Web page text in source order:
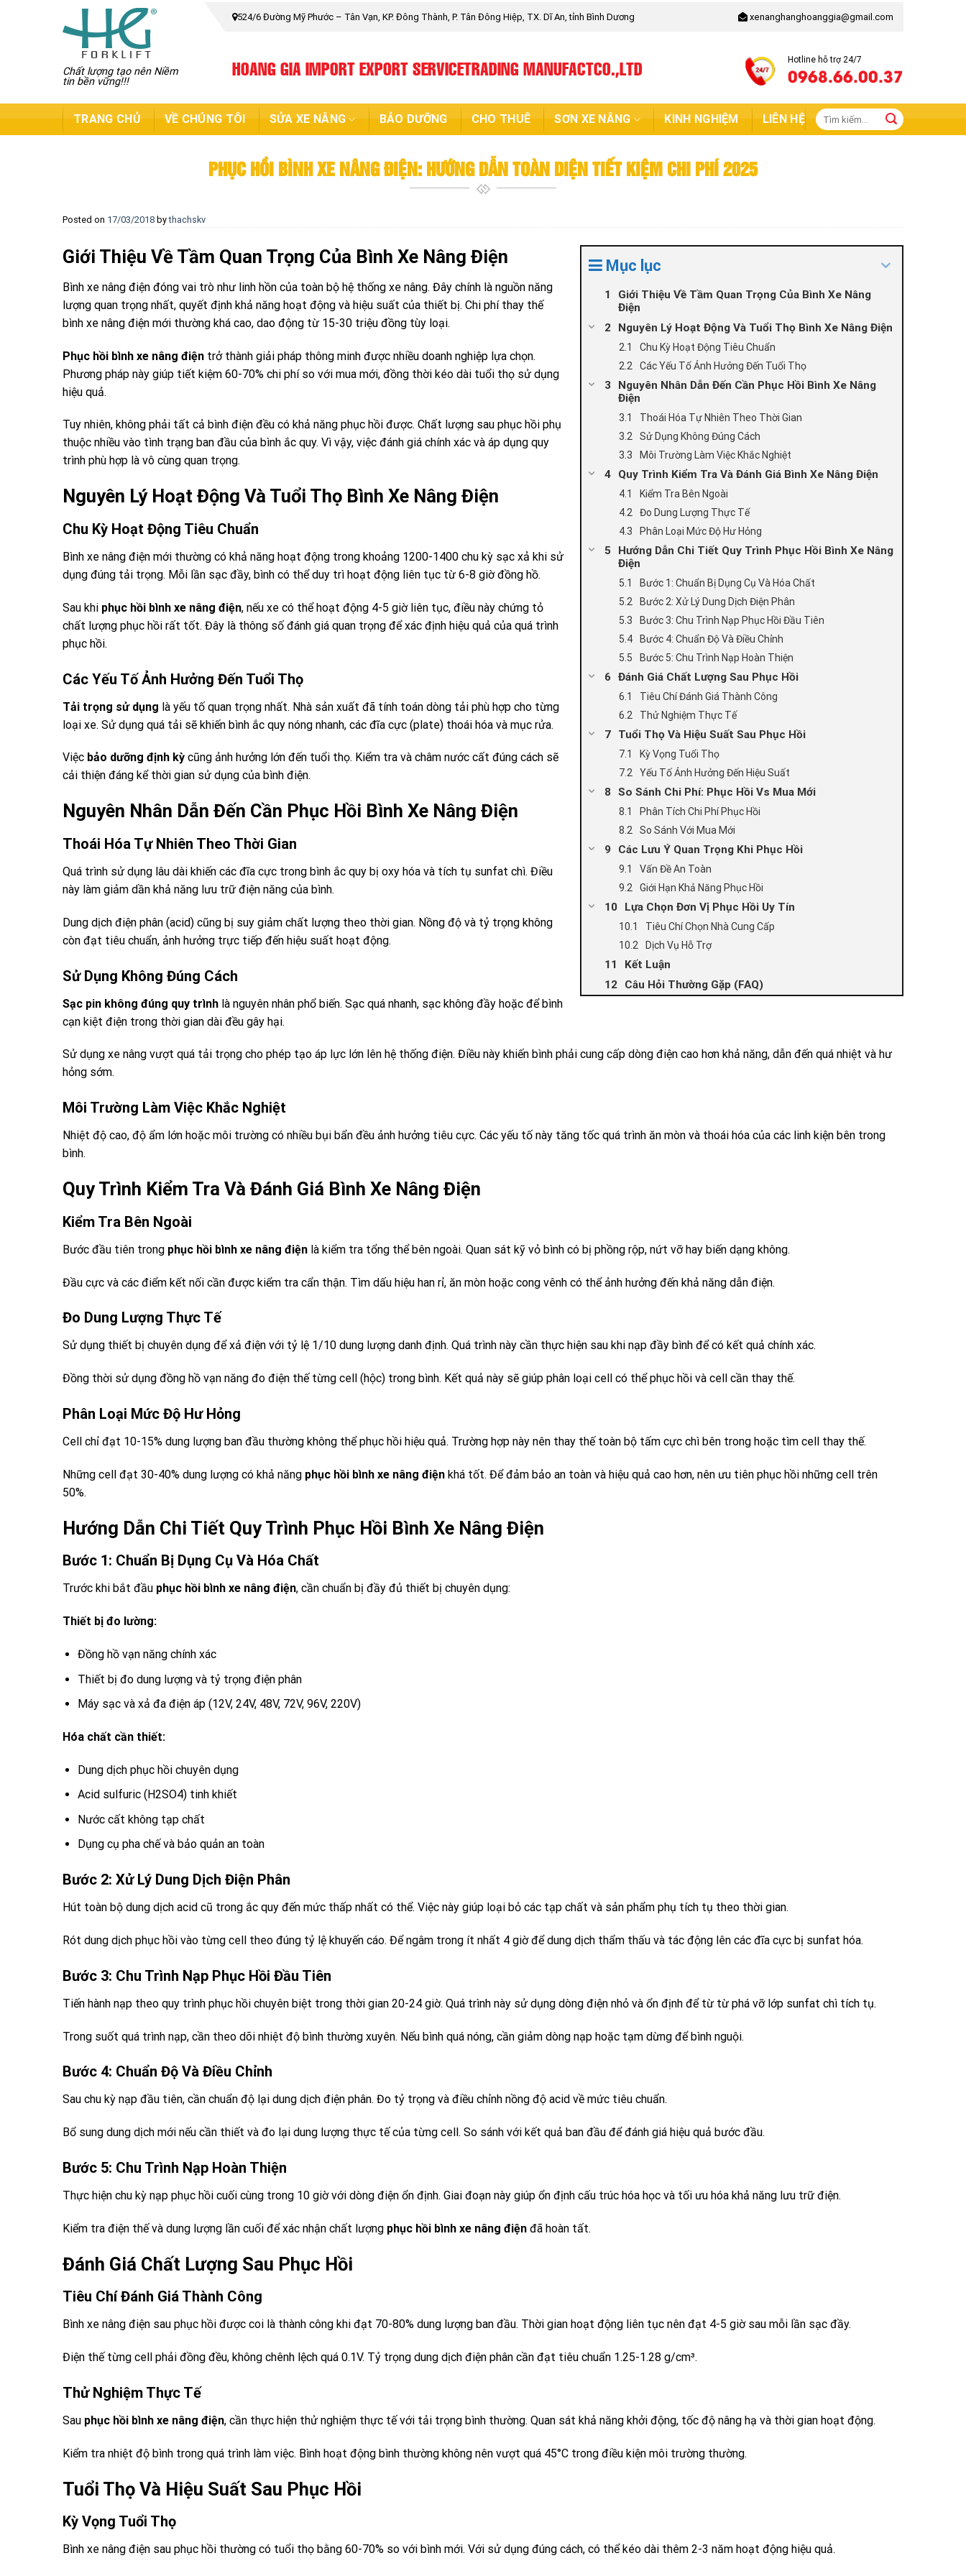
Chất lượng tạo nên Niềm
tin bền vững!!!
524/6 Đường Mỹ Phước – Tân Vạn, KP. Đông Thành, P. Tân Đông Hiệp, TX. Dĩ An, tỉnh Bình Dương xenanghanghoanggia@gmail.com
HOANG GIA IMPORT EXPORT SERVICETRADING MANUFACTCO.,LTD Hotline hỗ trợ 24/7
0968.66.00.37
TRANG CHỦ VỀ CHÚNG TÔI SỬA XE NÂNG BẢO DƯỠNG CHO THUÊ SƠN XE NÂNG KINH NGHIỆM LIÊN HỆ
Tìm
kiếm:
PHỤC HỒI BÌNH XE NÂNG ĐIỆN: HƯỚNG DẪN TOÀN DIỆN TIẾT KIỆM CHI PHÍ 2025
Posted on 17/03/2018 bythachskv
Mục lục
Giới Thiệu Về Tầm Quan Trọng Của Bình Xe Nâng
Điện
Nguyên Lý Hoạt Động Và Tuổi Thọ Bình Xe Nâng Điện
Chu Kỳ Hoạt Động Tiêu Chuẩn
Các Yếu Tố Ảnh Hưởng Đến Tuổi Thọ
Nguyên Nhân Dẫn Đến Cần Phục Hồi Bình Xe Nâng
Điện
Thoái Hóa Tự Nhiên Theo Thời Gian
Sử Dụng Không Đúng Cách
Môi Trường Làm Việc Khắc Nghiệt
Quy Trình Kiểm Tra Và Đánh Giá Bình Xe Nâng Điện
Kiểm Tra Bên Ngoài
Đo Dung Lượng Thực Tế
Phân Loại Mức Độ Hư Hỏng
Hướng Dẫn Chi Tiết Quy Trình Phục Hồi Bình Xe Nâng
Điện
Bước 1: Chuẩn Bị Dụng Cụ Và Hóa Chất
Bước 2: Xử Lý Dung Dịch Điện Phân
Bước 3: Chu Trình Nạp Phục Hồi Đầu Tiên
Bước 4: Chuẩn Độ Và Điều Chỉnh
Bước 5: Chu Trình Nạp Hoàn Thiện
Đánh Giá Chất Lượng Sau Phục Hồi
Tiêu Chí Đánh Giá Thành Công
Thử Nghiệm Thực Tế
Tuổi Thọ Và Hiệu Suất Sau Phục Hồi
Kỳ Vọng Tuổi Thọ
Yếu Tố Ảnh Hưởng Đến Hiệu Suất
So Sánh Chi Phí: Phục Hồi Vs Mua Mới
Phân Tích Chi Phí Phục Hồi
So Sánh Với Mua Mới
Các Lưu Ý Quan Trọng Khi Phục Hồi
Vấn Đề An Toàn
Giới Hạn Khả Năng Phục Hồi
Lựa Chọn Đơn Vị Phục Hồi Uy Tín
Tiêu Chí Chọn Nhà Cung Cấp
Dịch Vụ Hỗ Trợ
Kết Luận
Câu Hỏi Thường Gặp (FAQ)
Giới Thiệu Về Tầm Quan Trọng Của Bình Xe Nâng Điện
Bình xe nâng điện đóng vai trò như linh hồn của toàn bộ hệ thống xe nâng. Đây chính là nguồn năng
lượng quan trọng nhất, quyết định khả năng hoạt động và hiệu suất của thiết bị. Chi phí thay thế
bình xe nâng điện mới thường khá cao, dao động từ 15-30 triệu đồng tùy loại.
Phục hồi bình xe nâng điện trở thành giải pháp thông minh được nhiều doanh nghiệp lựa chọn.
Phương pháp này giúp tiết kiệm 60-70% chi phí so với mua mới, đồng thời kéo dài tuổi thọ sử dụng
hiệu quả.
Tuy nhiên, không phải tất cả bình điện đều có khả năng phục hồi được. Chất lượng sau phục hồi phụ
thuộc nhiều vào tình trạng ban đầu của bình ắc quy. Vì vậy, việc đánh giá chính xác và áp dụng quy
trình phù hợp là vô cùng quan trọng.
Nguyên Lý Hoạt Động Và Tuổi Thọ Bình Xe Nâng Điện
Chu Kỳ Hoạt Động Tiêu Chuẩn
Bình xe nâng điện mới thường có khả năng hoạt động trong khoảng 1200-1400 chu kỳ sạc xả khi sử
dụng đúng tải trọng. Mỗi lần sạc đầy, bình có thể duy trì hoạt động liên tục từ 6-8 giờ đồng hồ.
Sau khi phục hồi bình xe nâng điện, nếu xe có thể hoạt động 4-5 giờ liên tục, điều này chứng tỏ
chất lượng phục hồi rất tốt. Đây là thông số đánh giá quan trọng để xác định hiệu quả của quá trình
phục hồi.
Các Yếu Tố Ảnh Hưởng Đến Tuổi Thọ
Tải trọng sử dụng là yếu tố quan trọng nhất. Nhà sản xuất đã tính toán dòng tải phù hợp cho từng
loại xe. Sử dụng quá tải sẽ khiến bình ắc quy nóng nhanh, các đĩa cực (plate) thoái hóa và mục rửa.
Việc bảo dưỡng định kỳ cũng ảnh hưởng lớn đến tuổi thọ. Kiểm tra và châm nước cất đúng cách sẽ
cải thiện đáng kể thời gian sử dụng của bình điện.
Nguyên Nhân Dẫn Đến Cần Phục Hồi Bình Xe Nâng Điện
Thoái Hóa Tự Nhiên Theo Thời Gian
Quá trình sử dụng lâu dài khiến các đĩa cực trong bình ắc quy bị oxy hóa và tích tụ sunfat chì. Điều
này làm giảm dần khả năng lưu trữ điện năng của bình.
Dung dịch điện phân (acid) cũng bị suy giảm chất lượng theo thời gian. Nồng độ và tỷ trọng không
còn đạt tiêu chuẩn, ảnh hưởng trực tiếp đến hiệu suất hoạt động.
Sử Dụng Không Đúng Cách
Sạc pin không đúng quy trình là nguyên nhân phổ biến. Sạc quá nhanh, sạc không đầy hoặc để bình
cạn kiệt điện trong thời gian dài đều gây hại.
Sử dụng xe nâng vượt quá tải trọng cho phép tạo áp lực lớn lên hệ thống điện. Điều này khiến bình phải cung cấp dòng điện cao hơn khả năng, dẫn đến quá nhiệt và hư
hỏng sớm.
Môi Trường Làm Việc Khắc Nghiệt
Nhiệt độ cao, độ ẩm lớn hoặc môi trường có nhiều bụi bẩn đều ảnh hưởng tiêu cực. Các yếu tố này tăng tốc quá trình ăn mòn và thoái hóa của các linh kiện bên trong
bình.
Quy Trình Kiểm Tra Và Đánh Giá Bình Xe Nâng Điện
Kiểm Tra Bên Ngoài
Bước đầu tiên trong phục hồi bình xe nâng điện là kiểm tra tổng thể bên ngoài. Quan sát kỹ vỏ bình có bị phồng rộp, nứt vỡ hay biến dạng không.
Đầu cực và các điểm kết nối cần được kiểm tra cẩn thận. Tìm dấu hiệu han rỉ, ăn mòn hoặc cong vênh có thể ảnh hưởng đến khả năng dẫn điện.
Đo Dung Lượng Thực Tế
Sử dụng thiết bị chuyên dụng để xả điện với tỷ lệ 1/10 dung lượng danh định. Quá trình này cần thực hiện sau khi nạp đầy bình để có kết quả chính xác.
Đồng thời sử dụng đồng hồ vạn năng đo điện thế từng cell (hộc) trong bình. Kết quả này sẽ giúp phân loại cell có thể phục hồi và cell cần thay thế.
Phân Loại Mức Độ Hư Hỏng
Cell chỉ đạt 10-15% dung lượng ban đầu thường không thể phục hồi hiệu quả. Trường hợp này nên thay thế toàn bộ tấm cực chì bên trong hoặc tìm cell thay thế.
Những cell đạt 30-40% dung lượng có khả năng phục hồi bình xe nâng điện khá tốt. Để đảm bảo an toàn và hiệu quả cao hơn, nên ưu tiên phục hồi những cell trên
50%.
Hướng Dẫn Chi Tiết Quy Trình Phục Hồi Bình Xe Nâng Điện
Bước 1: Chuẩn Bị Dụng Cụ Và Hóa Chất
Trước khi bắt đầu phục hồi bình xe nâng điện, cần chuẩn bị đầy đủ thiết bị chuyên dụng:
Thiết bị đo lường:
Đồng hồ vạn năng chính xác
Thiết bị đo dung lượng và tỷ trọng điện phân
Máy sạc và xả đa điện áp (12V, 24V, 48V, 72V, 96V, 220V)
Hóa chất cần thiết:
Dung dịch phục hồi chuyên dụng
Acid sulfuric (H2SO4) tinh khiết
Nước cất không tạp chất
Dụng cụ pha chế và bảo quản an toàn
Bước 2: Xử Lý Dung Dịch Điện Phân
Hút toàn bộ dung dịch acid cũ trong ắc quy đến mức thấp nhất có thể. Việc này giúp loại bỏ các tạp chất và sản phẩm phụ tích tụ theo thời gian.
Rót dung dịch phục hồi vào từng cell theo đúng tỷ lệ khuyến cáo. Để ngâm trong ít nhất 4 giờ để dung dịch thẩm thấu và tác động lên các đĩa cực bị sunfat hóa.
Bước 3: Chu Trình Nạp Phục Hồi Đầu Tiên
Tiến hành nạp theo quy trình phục hồi chuyên biệt trong thời gian 20-24 giờ. Quá trình này sử dụng dòng điện nhỏ và ổn định để từ từ phá vỡ lớp sunfat chì tích tụ.
Trong suốt quá trình nạp, cần theo dõi nhiệt độ bình thường xuyên. Nếu bình quá nóng, cần giảm dòng nạp hoặc tạm dừng để bình nguội.
Bước 4: Chuẩn Độ Và Điều Chỉnh
Sau chu kỳ nạp đầu tiên, cần chuẩn độ lại dung dịch điện phân. Đo tỷ trọng và điều chỉnh nồng độ acid về mức tiêu chuẩn.
Bổ sung dung dịch mới nếu cần thiết và đo lại dung lượng thực tế của từng cell. So sánh với kết quả ban đầu để đánh giá hiệu quả bước đầu.
Bước 5: Chu Trình Nạp Hoàn Thiện
Thực hiện chu kỳ nạp phục hồi cuối cùng trong 10 giờ với dòng điện ổn định. Giai đoạn này giúp ổn định cấu trúc hóa học và tối ưu hóa khả năng lưu trữ điện.
Kiểm tra điện thế và dung lượng lần cuối để xác nhận chất lượng phục hồi bình xe nâng điện đã hoàn tất.
Đánh Giá Chất Lượng Sau Phục Hồi
Tiêu Chí Đánh Giá Thành Công
Bình xe nâng điện sau phục hồi được coi là thành công khi đạt 70-80% dung lượng ban đầu. Thời gian hoạt động liên tục nên đạt 4-5 giờ sau mỗi lần sạc đầy.
Điện thế từng cell phải đồng đều, không chênh lệch quá 0.1V. Tỷ trọng dung dịch điện phân cần đạt tiêu chuẩn 1.25-1.28 g/cm³.
Thử Nghiệm Thực Tế
Sau phục hồi bình xe nâng điện, cần thực hiện thử nghiệm thực tế với tải trọng bình thường. Quan sát khả năng khởi động, tốc độ nâng hạ và thời gian hoạt động.
Kiểm tra nhiệt độ bình trong quá trình làm việc. Bình hoạt động bình thường không nên vượt quá 45°C trong điều kiện môi trường thường.
Tuổi Thọ Và Hiệu Suất Sau Phục Hồi
Kỳ Vọng Tuổi Thọ
Bình xe nâng điện sau phục hồi thường có tuổi thọ bằng 60-70% so với bình mới. Với sử dụng đúng cách, có thể kéo dài thêm 2-3 năm hoạt động hiệu quả.